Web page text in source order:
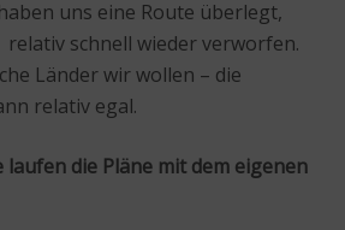
uns eine Route überlegt,
schnell wieder verworfen.
Länder wir wollen – die
relativ egal.
die Pläne mit dem eigenen